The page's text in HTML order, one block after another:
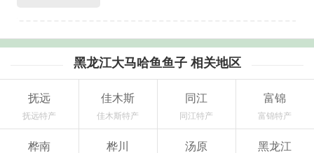
黑龙江大马哈鱼鱼子 相关地区
抚远
抚远特产
佳木斯
佳木斯特产
同江
同江特产
富锦
富锦特产
桦南 桦川 汤原 黑龙江